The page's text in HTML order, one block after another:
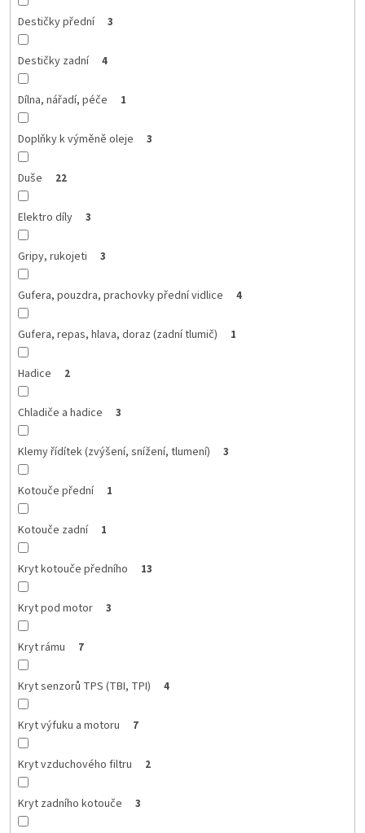
Destičky přední 3
Destičky zadní 4
Dílna, nářadí, péče 1
Doplňky k výměně oleje 3
Duše 22
Elektro díly 3
Gripy, rukojeti 3
Gufera, pouzdra, prachovky přední vidlice 4
Gufera, repas, hlava, doraz (zadní tlumič) 1
Hadice 2
Chladiče a hadice 3
Klemy řídítek (zvýšení, snížení, tlumení) 3
Kotouče přední 1
Kotouče zadní 1
Kryt kotouče předního 13
Kryt pod motor 3
Kryt rámu 7
Kryt senzorů TPS (TBI, TPI) 4
Kryt výfuku a motoru 7
Kryt vzduchového filtru 2
Kryt zadního kotouče 3